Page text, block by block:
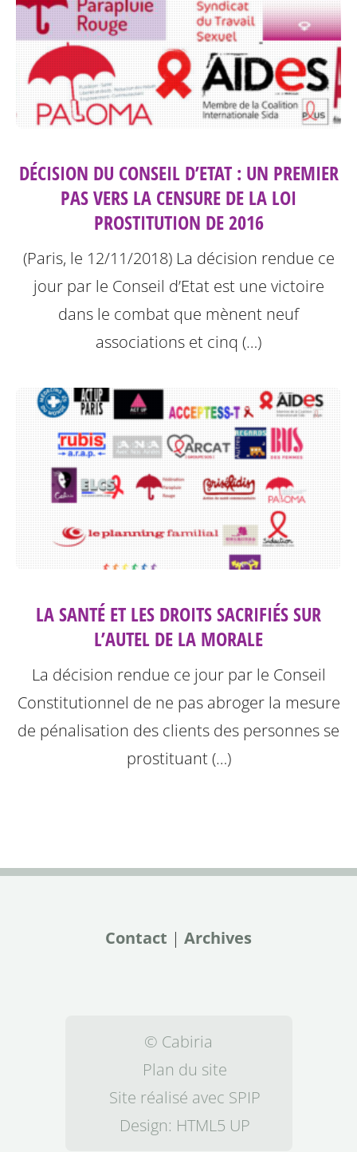
DÉCISION DU CONSEIL D’ETAT : UN PREMIER
PAS VERS LA CENSURE DE LA LOI
PROSTITUTION DE 2016
(Paris, le 12/11/2018) La décision rendue ce
jour par le Conseil d’Etat est une victoire
dans le combat que mènent neuf
associations et cinq (…)
LA SANTÉ ET LES DROITS SACRIFIÉS SUR
L’AUTEL DE LA MORALE
La décision rendue ce jour par le Conseil
Constitutionnel de ne pas abroger la mesure
de pénalisation des clients des personnes se
prostituant (…)
Contact | Archives
© Cabiria
Plan du site
Site réalisé avec SPIP
Design: HTML5 UP